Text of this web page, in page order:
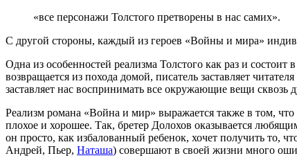
«все персонажи Толстого претворены в нас самих».
С другой стороны, каждый из героев «Войны и мира»
Одна из особенностей реализма Толстого как раз и
возвращается из похода домой, писатель заставляет
заставляет нас воспринимать все окружающие вещи сквозь
Реализм романа «Война и мир» выражается также в том,
плохое и хорошее. Так, бретер Долохов оказывается
он просто, как избалованный ребенок, хочет получить то,
Андрей, Пьер, Наташа) совершают в своей жизни много